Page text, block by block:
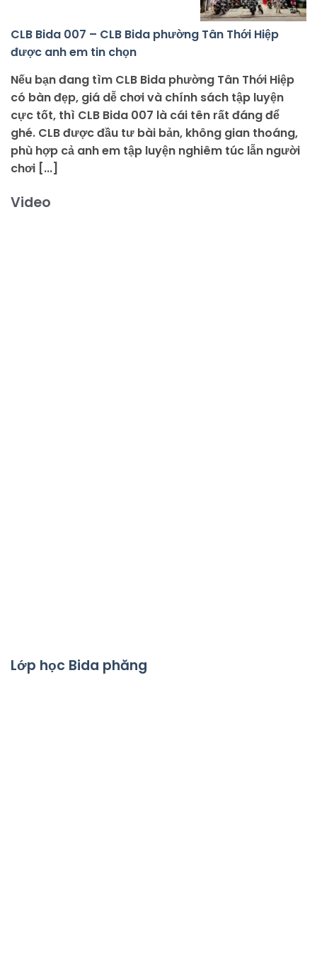
CLB Bida 007 – CLB Bida phường Tân Thới Hiệp
được anh em tin chọn
Nếu bạn đang tìm CLB Bida phường Tân Thới Hiệp
có bàn đẹp, giá dễ chơi và chính sách tập luyện
cực tốt, thì CLB Bida 007 là cái tên rất đáng để
ghé. CLB được đầu tư bài bản, không gian thoáng,
phù hợp cả anh em tập luyện nghiêm túc lẫn người
chơi [...]
Video
Lớp học Bida phăng